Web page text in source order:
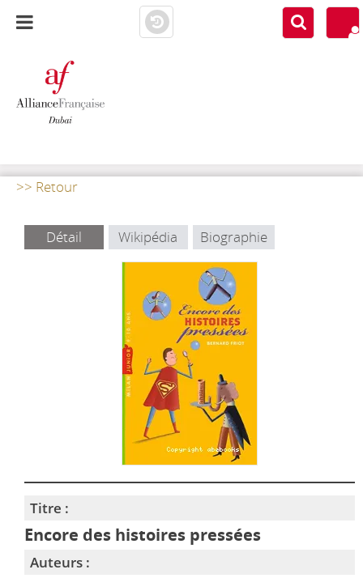
>> Retour
Détail Wikipédia Biographie
Titre :
Encore des histoires pressées
Auteurs :